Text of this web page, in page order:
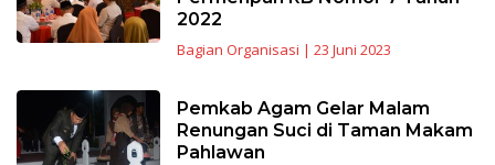
2022
Bagian Organisasi | 23 Juni 2023
Pemkab Agam Gelar Malam
Renungan Suci di Taman Makam
Pahlawan